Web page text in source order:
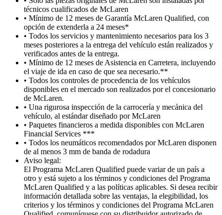
técnicos cualificados de McLaren
• Mínimo de 12 meses de Garantía McLaren Qualified, con
opción de extenderla a 24 meses*
• Todos los servicios y mantenimiento necesarios para los 3
meses posteriores a la entrega del vehículo están realizados y
verificados antes de la entrega.
• Mínimo de 12 meses de Asistencia en Carretera, incluyendo
el viaje de ida en caso de que sea necesario.**
• Todos los controles de procedencia de los vehículos
disponibles en el mercado son realizados por el concesionario
de McLaren.
• Una rigurosa inspección de la carrocería y mecánica del
vehículo, al estándar diseñado por McLaren
• Paquetes financieros a medida disponibles con McLaren
Financial Services ***
• Todos los neumáticos recomendados por McLaren disponen
de al menos 3 mm de banda de rodadura
Aviso legal:
El Programa McLaren Qualified puede variar de un país a
otro y está sujeto a los términos y condiciones del Programa
McLaren Qualified y a las políticas aplicables. Si desea recibir
información detallada sobre las ventajas, la elegibilidad, los
criterios y los términos y condiciones del Programa McLaren